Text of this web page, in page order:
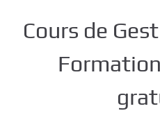
Cours de